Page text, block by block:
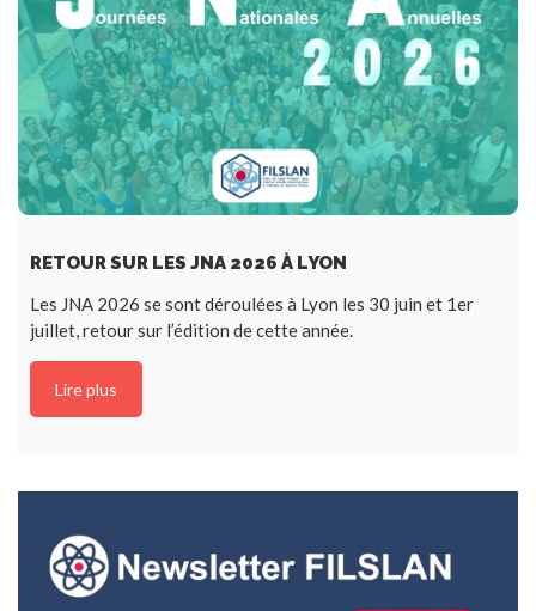
RETOUR SUR LES JNA 2026 À LYON
Les JNA 2026 se sont déroulées à Lyon les 30 juin et 1er
juillet, retour sur l’édition de cette année.
Lire plus